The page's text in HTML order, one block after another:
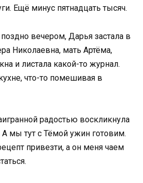
Ещё минус пятнадцать тысяч.
вечером, Дарья застала в
Николаевна, мать Артёма,
и листала какой-то журнал.
что-то помешивая в
радостью воскликнула
мы тут с Тёмой ужин готовим.
привезти, а он меня чаем